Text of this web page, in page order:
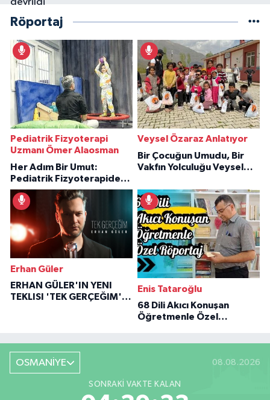
Röportaj
Pediatrik Fizyoterapi
Uzmanı Ömer Alaosman
Her Adım Bir Umut:
Pediatrik Fizyoterapiden
İlham Veren Hikâyeler
Veysel Özaraz Anlatıyor
Bir Çocuğun Umudu, Bir
Vakfın Yolculuğu Veysel
Erhan Güler
ERHAN GÜLER'IN YENI
TEKLISI 'TEK GERÇEĞIM'LE
Enis Tataroğlu
68 Dili Akıcı Konuşan
Öğretmenle Özel
OSMANİYE 08.08.2026
SONRAKI VAKTE KALAN